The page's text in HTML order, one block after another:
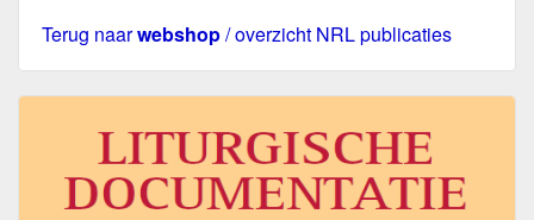
Terug naarwebshop/ overzicht NRL publicaties